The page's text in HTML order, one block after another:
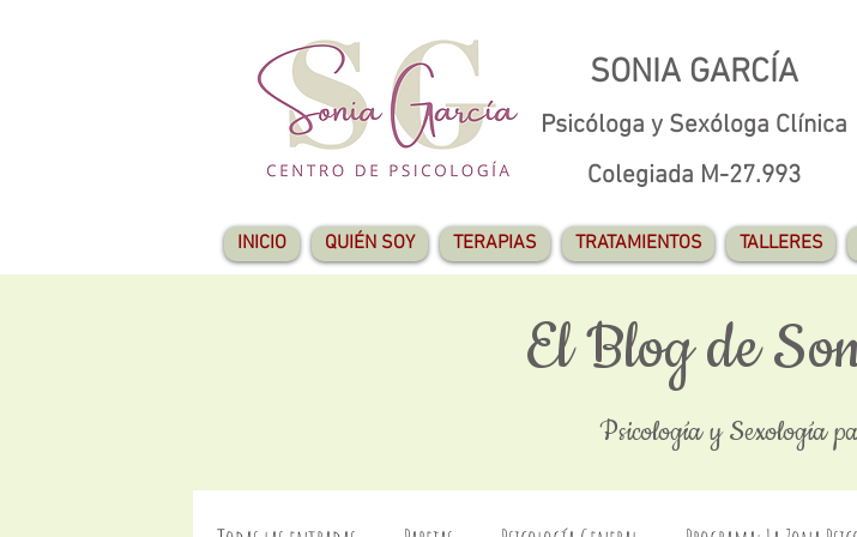
SONIA GARCÍA
Psicóloga y Sexóloga Clínica
Colegiada M-27.993
INICIO QUIÉN SOY TERAPIAS TRATAMIENTOS TALLERES
El Blog de
Psicología y Sexología